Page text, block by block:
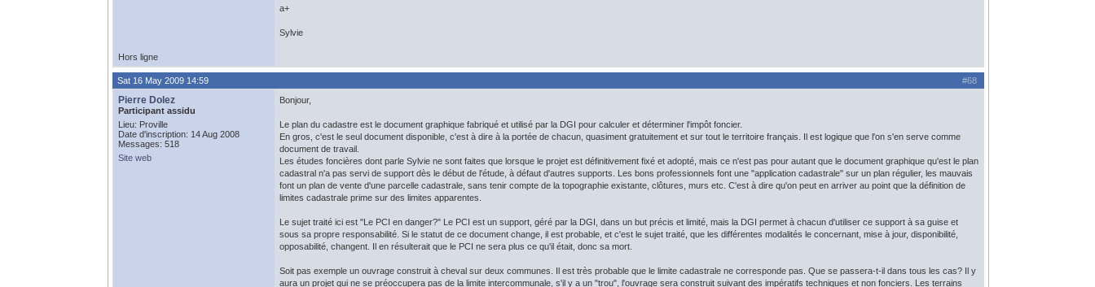
a+
Sylvie
Hors ligne
#68
Sat 16 May 2009 14:59
Pierre Dolez
Participant assidu
Lieu: Proville
Date d'inscription: 14 Aug 2008
Messages: 518
Site web
Bonjour,
Le plan du cadastre est le document graphique fabriqué et utilisé par la DGI pour calculer et déterminer l'impôt foncier.
En gros, c'est le seul document disponible, c'est à dire à la portée de chacun, quasiment gratuitement et sur tout le territoire français. Il est logique que l'on s'en serve comme
document de travail.
Les études foncières dont parle Sylvie ne sont faites que lorsque le projet est définitivement fixé et adopté, mais ce n'est pas pour autant que le document graphique qu'est le plan
cadastral n'a pas servi de support dès le début de l'étude, à défaut d'autres supports. Les bons professionnels font une "application cadastrale" sur un plan régulier, les mauvais
font un plan de vente d'une parcelle cadastrale, sans tenir compte de la topographie existante, clôtures, murs etc. C'est à dire qu'on peut en arriver au point que la définition de
limites cadastrale prime sur des limites apparentes.
Le sujet traité ici est "Le PCI en danger?" Le PCI est un support, géré par la DGI, dans un but précis et limité, mais la DGI permet à chacun d'utiliser ce support à sa guise et
sous sa propre responsabilité. Si le statut de ce document change, il est probable, et c'est le sujet traité, que les différentes modalités le concernant, mise à jour, disponibilité,
opposabilité, changent. Il en résulterait que le PCI ne sera plus ce qu'il était, donc sa mort.
Soit pas exemple un ouvrage construit à cheval sur deux communes. Il est très probable que le limite cadastrale ne corresponde pas. Que se passera-t-il dans tous les cas? Il y
aura un projet qui ne se préoccupera pas de la limite intercommunale, s'il y a un "trou", l'ouvrage sera construit suivant des impératifs techniques et non fonciers. Les terrains